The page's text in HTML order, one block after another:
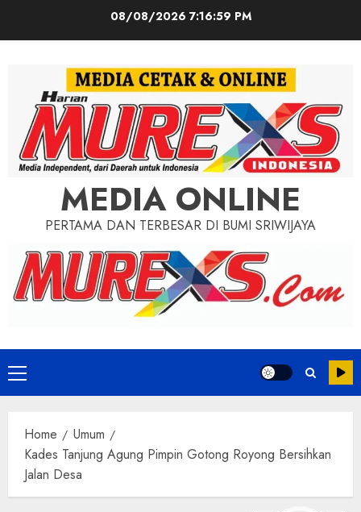
08/08/20267:17:01 PM
MEDIA ONLINE
PERTAMA DAN TERBESAR DI BUMI SRIWIJAYA
Primary
Menu
Home
Umum
Kades Tanjung Agung Pimpin Gotong Royong Bersihkan
Jalan Desa